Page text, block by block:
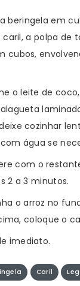
beringela em
caril, a polpa de
cubos,
o leite de
cozinhar
água se
com o
2 a 3 minutos.
o arroz no
coloque o
imediato.
Caril